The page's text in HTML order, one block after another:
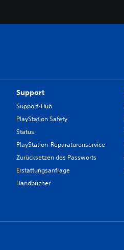
Support
Support-Hub
PlayStation Safety
Status
PlayStation-Reparaturenservice
Zurücksetzen des Passworts
Erstattungsanfrage
Handbücher